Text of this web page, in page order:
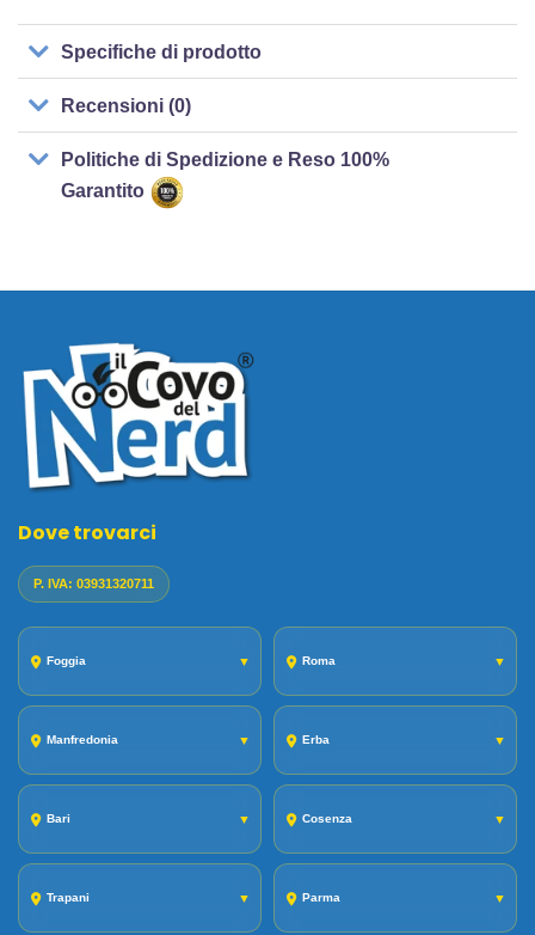
Specifiche di prodotto
Recensioni (0)
Politiche di Spedizione e Reso 100%
Garantito
Dove trovarci
P. IVA: 03931320711
Foggia ▼ Roma ▼
Manfredonia ▼ Erba ▼
Bari ▼ Cosenza ▼
Trapani ▼ Parma ▼